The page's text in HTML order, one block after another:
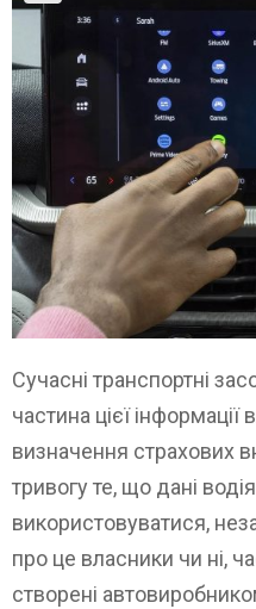
Сучасні транспортні
частина цієї
визначення страхових
тривогу те, що дані
використовуватися,
про це власники чи ні,
створені